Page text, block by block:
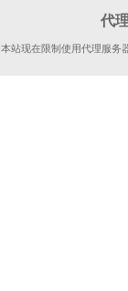
代
本站现在限制使用代理服务